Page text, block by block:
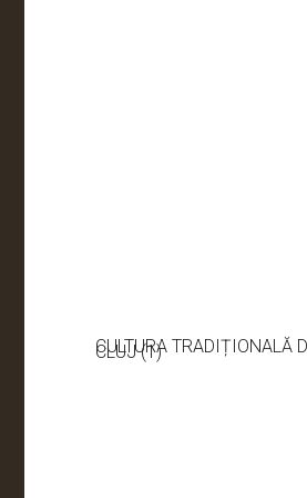
CULTURA TRADIȚIONALĂ
CLUJ (1)